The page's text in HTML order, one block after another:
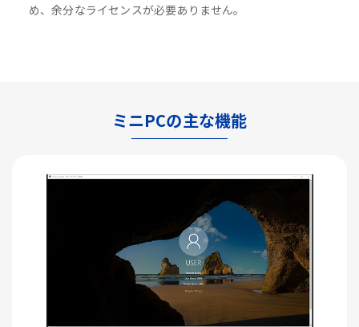
め、余分なライセンスが必要ありません。
ミニPCの主な機能